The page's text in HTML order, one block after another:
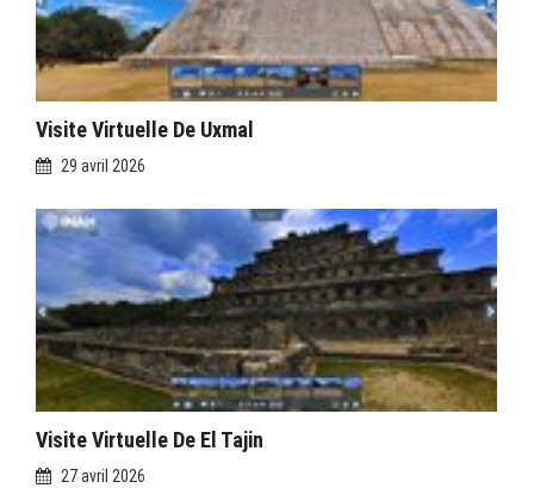
Visite Virtuelle De Uxmal
29 avril 2026
Visite Virtuelle De El Tajin
27 avril 2026